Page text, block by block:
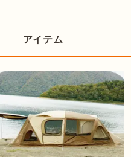
アイテム